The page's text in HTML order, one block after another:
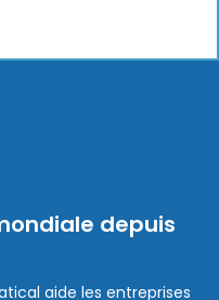
depuis
aide les entreprises